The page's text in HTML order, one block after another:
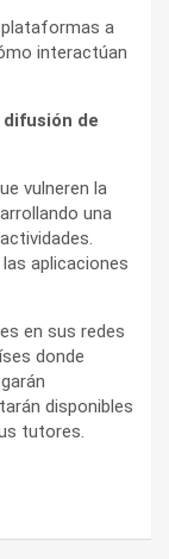
a
interactúan
de
vulneren la
una
aplicaciones
en sus redes
donde
disponibles
tutores.